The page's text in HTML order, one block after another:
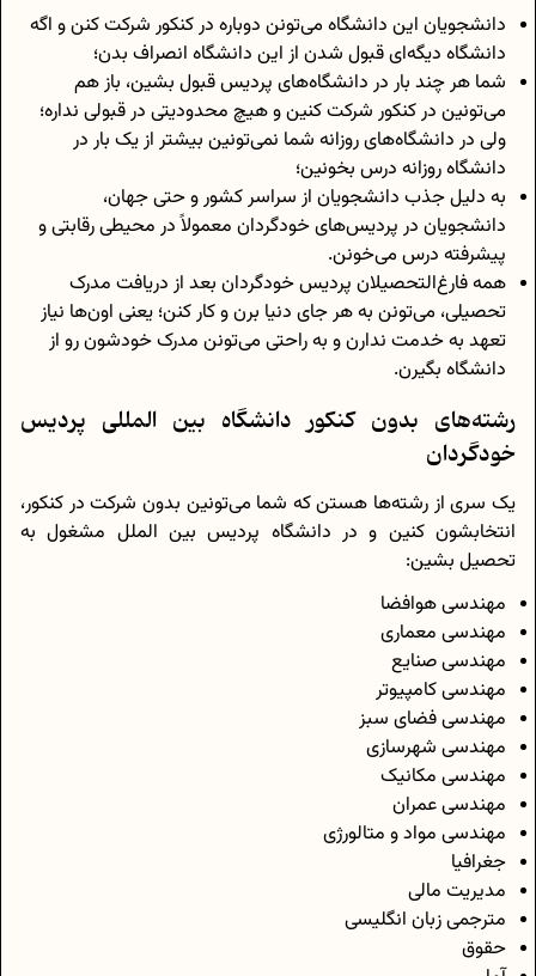
دانشجو‌یان این دانشگاه می‌تونن دوباره در کنکور شرکت کنن و اگه
دانشگاه دیگه‌ای قبول شدن از این دانشگاه انصراف بدن؛
شما هر چند بار در دانشگاه‌های پردیس قبول بشین، باز هم
می‌تونین در کنکور شرکت کنین و هیچ محدودیتی در قبولی نداره؛
ولی در دانشگاه‌های روزانه شما نمی‌تونین بیشتر از یک بار در
دانشگاه روزانه درس بخونین؛
به دلیل جذب دانشجویان از سراسر کشور و حتی جهان،
دانشجویان در پردیس‌های خودگردان معمولاً در محیطی رقابتی و
پیشرفته درس می‌خونن.
همه‌ فارغ‌التحصیلان پردیس خودگردان بعد از دریافت مدرک
تحصیلی، می‌تونن به هر جای دنیا برن و کار کنن؛ یعنی اون‌ها نیاز
تعهد به خدمت ندارن و به راحتی می‌تونن مدرک خودشون رو از
دانشگاه بگیرن.
رشته‌های بدون کنکور دانشگاه بین المللی پردیس
خودگردان
یک سری از رشته‌ها هستن که شما می‌تونین بدون شرکت در کنکور،
انتخابشون کنین و در دانشگاه پردیس بین الملل مشغول به
تحصیل بشین:
مهندسی هوافضا
مهندسی معماری
مهندسی صنایع
مهندسی کامپیوتر
مهندسی فضای سبز
مهندسی شهرسازی
مهندسی مکانیک
مهندسی عمران
مهندسی مواد و متالورژی
جغرافیا
مدیریت مالی
مترجمی زبان انگلیسی
حقوق